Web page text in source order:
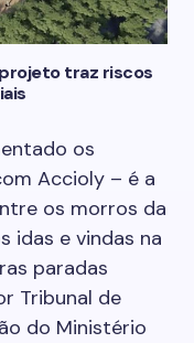
traz riscos
os
Accioly – é a
os morros da
idas e vindas na
paradas
Tribunal de
do Ministério